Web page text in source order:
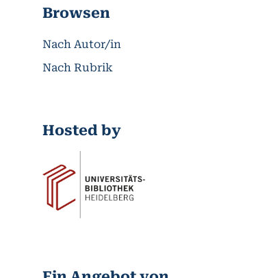
Browsen
Nach Autor/in
Nach Rubrik
Hosted by